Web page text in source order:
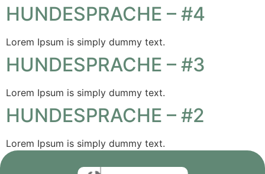
HUNDESPRACHE – #4
Lorem Ipsum is simply dummy text.
HUNDESPRACHE – #3
Lorem Ipsum is simply dummy text.
HUNDESPRACHE – #2
Lorem Ipsum is simply dummy text.